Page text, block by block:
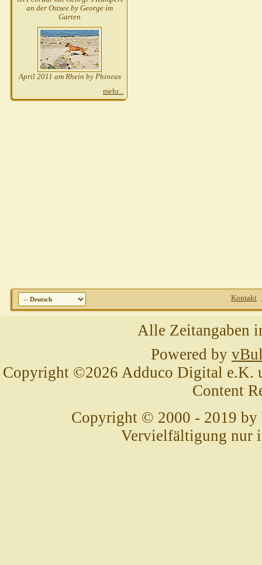
an der Ostsee by George im
Garten
April 2011 am Rhein by Phineas
mehr...
Kontakt
Alle Zeitangaben
Powered by
Copyright ©2026 Adduco Digital e.K.
Content
Copyright © 2000 - 2019 by
Vervielfältigung nur